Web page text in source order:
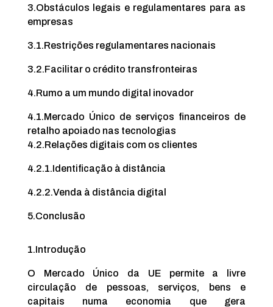
3.Obstáculos legais e regulamentares para as
empresas
3.1.Restrições regulamentares nacionais
3.2.Facilitar o crédito transfronteiras
4.Rumo a um mundo digital inovador
4.1.Mercado Único de serviços financeiros de
retalho apoiado nas tecnologias
4.2.Relações digitais com os clientes
4.2.1.Identificação à distância
4.2.2.Venda à distância digital
5.Conclusão
1.Introdução
O Mercado Único da UE permite a livre
circulação de pessoas, serviços, bens e
capitais numa economia que gera